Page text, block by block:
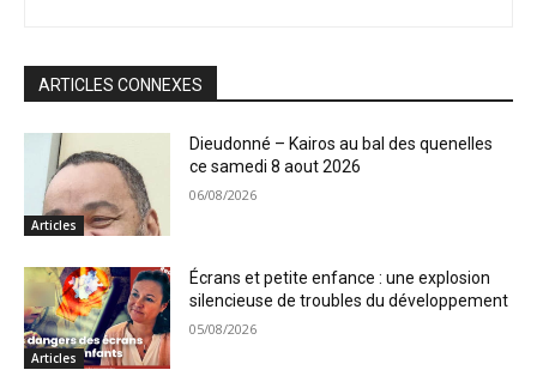
ARTICLES CONNEXES
Articles
Dieudonné – Kairos au bal des quenelles
ce samedi 8 aout 2026
06/08/2026
Articles
Écrans et petite enfance : une explosion
silencieuse de troubles du développement
05/08/2026